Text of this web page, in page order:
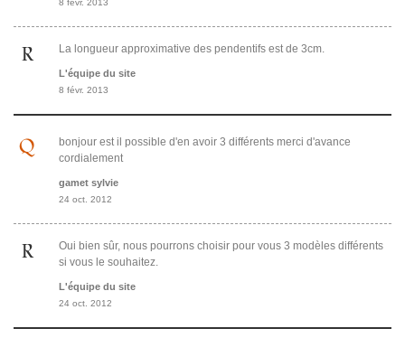
8 févr. 2013
La longueur approximative des pendentifs est de 3cm.
L'équipe du site
8 févr. 2013
bonjour est il possible d'en avoir 3 différents merci d'avance
cordialement
gamet sylvie
24 oct. 2012
Oui bien sûr, nous pourrons choisir pour vous 3 modèles différents
si vous le souhaitez.
L'équipe du site
24 oct. 2012